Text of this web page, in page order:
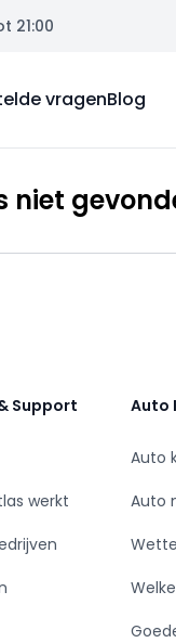
21:00
vragenBlog
niet
Support
werkt
Auto
Auto
Auto